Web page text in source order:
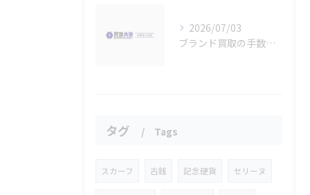
2026/07/03
ブランド買取の手数料を比較して手取り額を最大化する方法を詳しく解説
タグ Tags
スカーフ 古銭 記念硬貨 セリーヌ